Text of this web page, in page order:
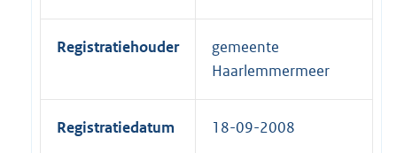
Registratiehouder
gemeente
Haarlemmermeer
Registratiedatum 18-09-2008